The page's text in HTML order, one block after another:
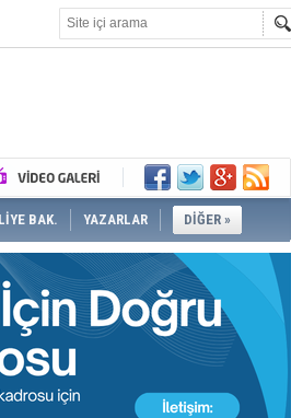
BAK. YAZARLAR DİĞER »